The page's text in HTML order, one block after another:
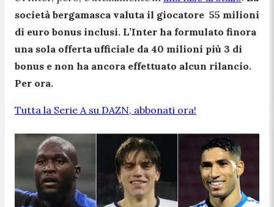
società bergamasca valuta il giocatore 55 milioni
di euro bonus inclusi. L’Inter ha formulato finora
una sola offerta ufficiale da 40 milioni più 3 di
bonus e non ha ancora effettuato alcun rilancio.
Per ora.
Tutta la Serie A su DAZN, abbonati ora!